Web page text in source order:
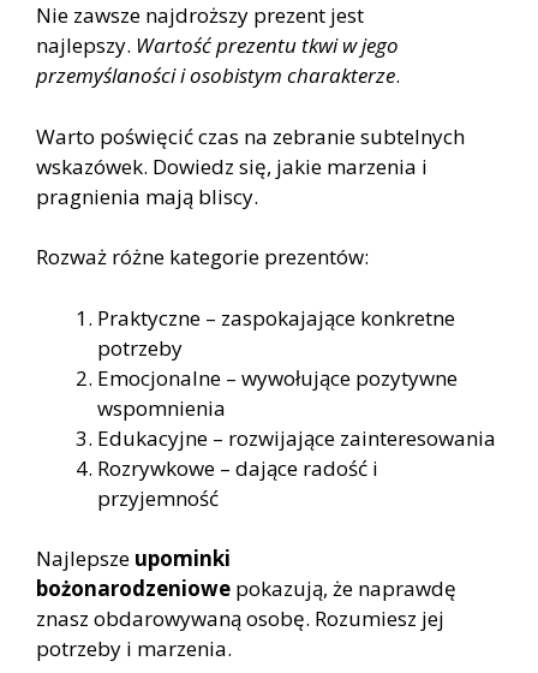
Nie zawsze najdroższy prezent jest
najlepszy. Wartość prezentu tkwi w jego
przemyślaności i osobistym charakterze.
Warto poświęcić czas na zebranie subtelnych
wskazówek. Dowiedz się, jakie marzenia i
pragnienia mają bliscy.
Rozważ różne kategorie prezentów:
Praktyczne – zaspokajające konkretne
potrzeby
Emocjonalne – wywołujące pozytywne
wspomnienia
Edukacyjne – rozwijające zainteresowania
Rozrywkowe – dające radość i
przyjemność
Najlepsze upominki
bożonarodzeniowe pokazują, że naprawdę
znasz obdarowywaną osobę. Rozumiesz jej
potrzeby i marzenia.